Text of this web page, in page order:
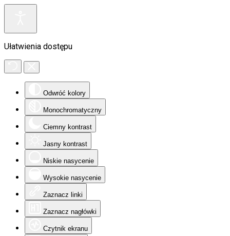
Ułatwienia dostępu
Odwróć kolory
Monochromatyczny
Ciemny kontrast
Jasny kontrast
Niskie nasycenie
Wysokie nasycenie
Zaznacz linki
Zaznacz nagłówki
Czytnik ekranu